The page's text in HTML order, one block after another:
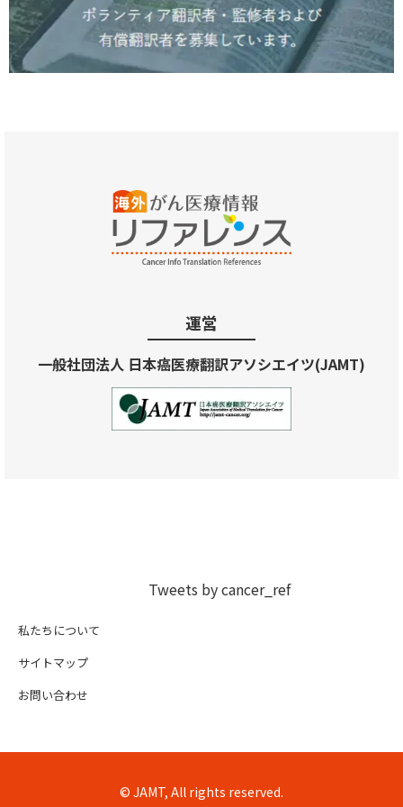
運営
一般社団法人 日本癌医療翻訳アソシエイツ(JAMT)
Tweets by cancer_ref
私たちについて
サイトマップ
お問い合わせ
© JAMT, All rights reserved.